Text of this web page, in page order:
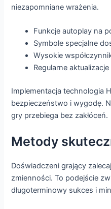
niezapomniane wrażenia.
Funkcje autoplay na
Symbole specjalne
Wysokie
Regularne
Implementacja technologia
bezpieczeństwo i wygodę.
gry przebiega bez zakłóceń.
Metody
Doświadczeni grający
zmienności. To podejście
długoterminowy sukces i